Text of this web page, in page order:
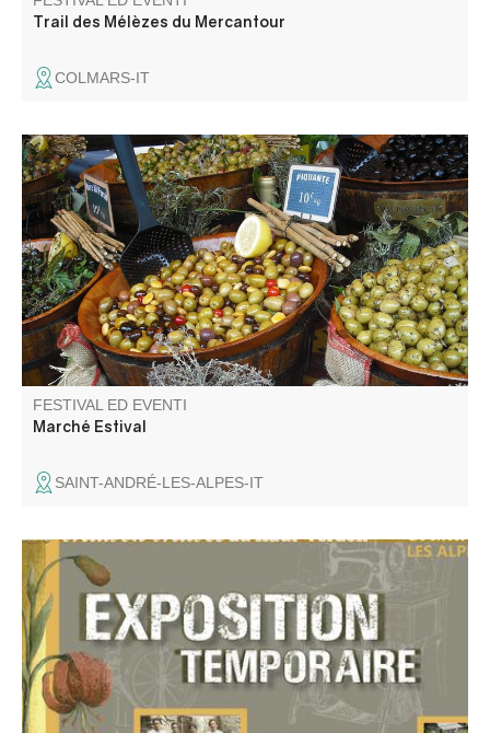
Trail des Mélèzes du Mercantour
COLMARS-IT
A l'occasion du passage du tour de France féminin le
marché du samedi se tiendra toute la journée.
FESTIVAL ED EVENTI
Marché Estival
SAINT-ANDRÉ-LES-ALPES-IT
Vêtements et accessoires de dames en haute vallée du
Verdon (1830-1950). La mode féminine est sûrement
moins terne que ce que vous l’imaginez ! Nos
photographies de famille donnent l’image d’une vie
austère, en noir et blanc. Et pourtant !